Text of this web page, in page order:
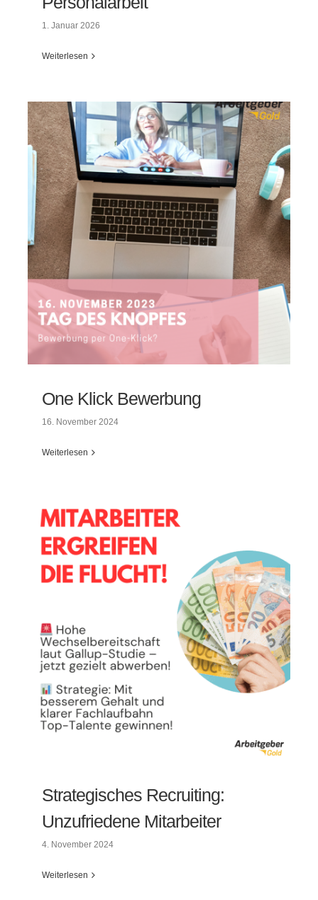
1. Januar 2026
Weiterlesen
One Klick Bewerbung
16. November 2024
Weiterlesen
Strategisches Recruiting:
Unzufriedene Mitarbeiter
4. November 2024
Weiterlesen